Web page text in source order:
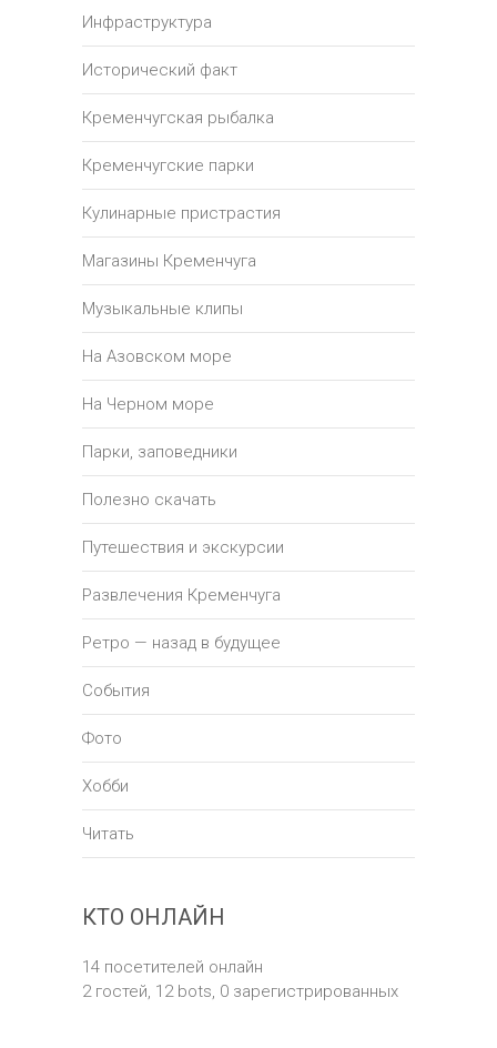
Инфраструктура
Исторический факт
Кременчугская рыбалка
Кременчугские парки
Кулинарные пристрастия
Магазины Кременчуга
Музыкальные клипы
На Азовском море
На Черном море
Парки, заповедники
Полезно скачать
Путешествия и экскурсии
Развлечения Кременчуга
Ретро — назад в будущее
События
Фото
Хобби
Читать
КТО ОНЛАЙН
14 посетителей онлайн
2 гостей, 12 bots, 0 зарегистрированных